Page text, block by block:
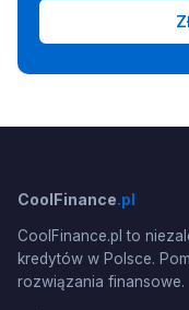
CoolFinance.pl
CoolFinance.pl to
kredytów w Polsce.
rozwiązania finansowe.